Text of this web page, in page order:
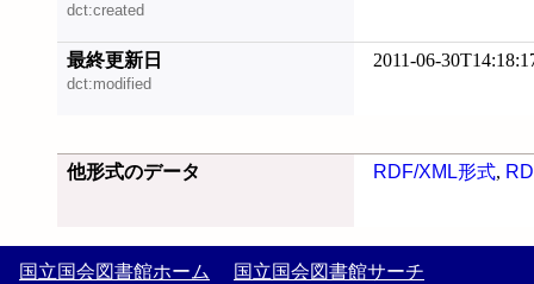
dct:created
最終更新日
dct:modified
2011-06-
他形式のデータ RDF/XML形式,
国立国会図書館ホーム 国立国会図書館サーチ